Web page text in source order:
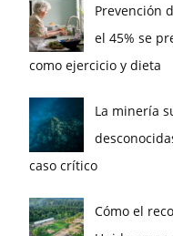
Prevención
el 45% se
como ejercicio y dieta
La minería
caso crítico
Cómo el